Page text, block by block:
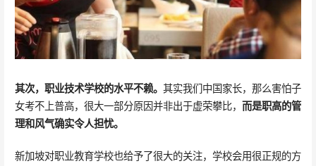
其次，职业技术学校的水平不赖。 其实我们中国家长，那么害怕子
女考不上普高，很大一部分原因并非出于虚荣攀比， 而是职高的管
理和风气确实令人担忧。
新加坡对职业教育学校也给予了很大的关注，学校会用很正规的方